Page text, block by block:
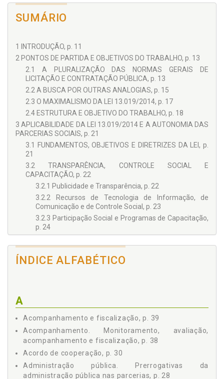
SUMÁRIO
1 INTRODUÇÃO, p. 11
2 PONTOS DE PARTIDA E OBJETIVOS DO TRABALHO, p. 13
2.1 A PLURALIZAÇÃO DAS NORMAS GERAIS DE
LICITAÇÃO E CONTRATAÇÃO PÚBLICA, p. 13
2.2 A BUSCA POR OUTRAS ANALOGIAS, p. 15
2.3 O MAXIMALISMO DA LEI 13.019/2014, p. 17
2.4 ESTRUTURA E OBJETIVO DO TRABALHO, p. 18
3 APLICABILIDADE DA LEI 13.019/2014 E A AUTONOMIA DAS
PARCERIAS SOCIAIS, p. 21
3.1 FUNDAMENTOS, OBJETIVOS E DIRETRIZES DA LEI, p.
21
3.2 TRANSPARÊNCIA, CONTROLE SOCIAL E
CAPACITAÇÃO, p. 22
3.2.1 Publicidade e Transparência, p. 22
3.2.2 Recursos de Tecnologia de Informação, de
Comunicação e de Controle Social, p. 23
3.2.3 Participação Social e Programas de Capacitação,
p. 24
3.4 OS AGENTES PÚBLICOS NO PROCESSO DE
PLANEJAMENTO, CELEBRAÇÃO, EXECUÇÃO E
3.4.4 Comissões, p. 27
3.4.5 Pareceristas, p. 27
3.5 AS PARCERIAS NA LEI 13.019/2014, p. 27
3.5.1 Parcerias para Atividade e Projetos, p. 27
Parcerias, p. 28
ÍNDICE ALFABÉTICO
A
Acompanhamento e fiscalização, p. 39
Acompanhamento. Monitoramento, avaliação,
acompanhamento e fiscalização, p. 38
Acordo de cooperação, p. 30
Administração pública. Prerrogativas da
administração pública nas parcerias, p. 28